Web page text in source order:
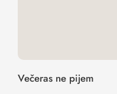
Večeras ne pijem